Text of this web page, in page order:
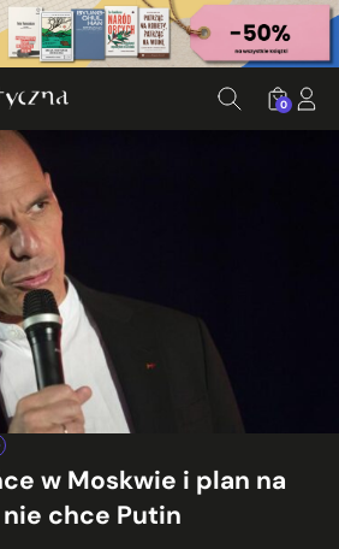
0
w Moskwie i plan na
chce Putin